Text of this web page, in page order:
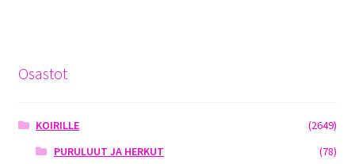
Osastot
KOIRILLE
(2649)
PURULUUT JA HERKUT
(78)